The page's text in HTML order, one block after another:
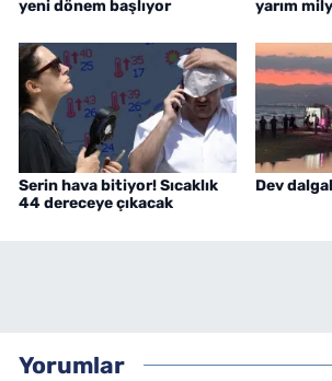
yeni dönem başlıyor yarım
Serin hava bitiyor! Sıcaklık
44 dereceye çıkacak
Dev
Yorumlar